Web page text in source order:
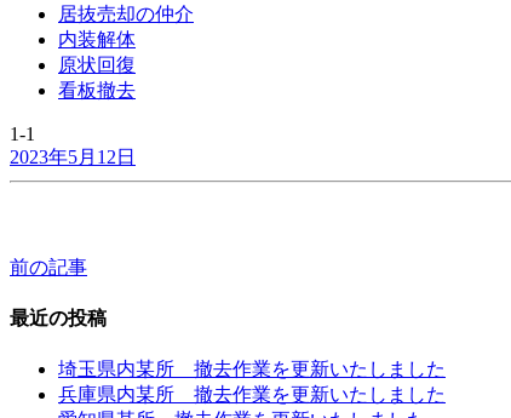
居抜売却の仲介
内装解体
原状回復
看板撤去
1-1
2023年5月12日
投
稿
前の記事
最近の投稿
埼玉県内某所 撤去作業を更新いたしました
兵庫県内某所 撤去作業を更新いたしました